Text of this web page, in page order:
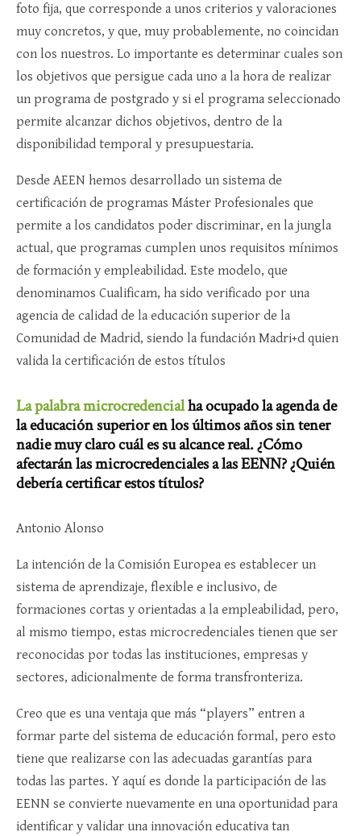
foto fija, que corresponde a unos criterios y valoraciones
muy concretos, y que, muy probablemente, no coincidan
con los nuestros. Lo importante es determinar cuales son
los objetivos que persigue cada uno a la hora de realizar
un programa de postgrado y si el programa seleccionado
permite alcanzar dichos objetivos, dentro de la
disponibilidad temporal y presupuestaria.
Desde AEEN hemos desarrollado un sistema de
certificación de programas Máster Profesionales que
permite a los candidatos poder discriminar, en la jungla
actual, que programas cumplen unos requisitos mínimos
de formación y empleabilidad. Este modelo, que
denominamos Cualificam, ha sido verificado por una
agencia de calidad de la educación superior de la
Comunidad de Madrid, siendo la fundación Madri+d quien
valida la certificación de estos títulos
La palabra microcredencialha ocupado la agenda de
la educación superior en los últimos años sin tener
nadie muy claro cuál es su alcance real. ¿Cómo
afectarán las microcredenciales a las EENN? ¿Quién
debería certificar estos títulos?
Antonio Alonso
La intención de la Comisión Europea es establecer un
sistema de aprendizaje, flexible e inclusivo, de
formaciones cortas y orientadas a la empleabilidad, pero,
al mismo tiempo, estas microcredenciales tienen que ser
reconocidas por todas las instituciones, empresas y
sectores, adicionalmente de forma transfronteriza.
Creo que es una ventaja que más “players” entren a
formar parte del sistema de educación formal, pero esto
tiene que realizarse con las adecuadas garantías para
todas las partes. Y aquí es donde la participación de las
EENN se convierte nuevamente en una oportunidad para
identificar y validar una innovación educativa tan